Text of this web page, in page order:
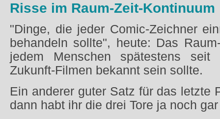
Risse im Raum-Zeit-Kontinuum
"Dinge, die jeder Comic-Zeichner
behandeln sollte", heute: Das
jedem Menschen spätestens
Zukunft-Filmen bekannt sein sollte.
Ein anderer guter Satz für das letzte
dann habt ihr die drei Tore ja noch